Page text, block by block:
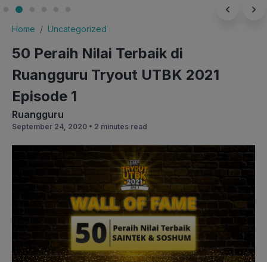
Home Uncategorized
50 Peraih Nilai Terbaik di
Ruangguru Tryout UTBK 2021
Episode 1
Ruangguru
September 24, 2020 • 2 minutes read